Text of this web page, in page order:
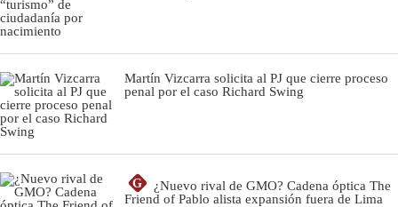
Martín Vizcarra solicita al PJ que cierre proceso
penal por el caso Richard Swing
G
¿Nuevo rival de GMO? Cadena óptica The
Friend of Pablo alista expansión fuera de Lima